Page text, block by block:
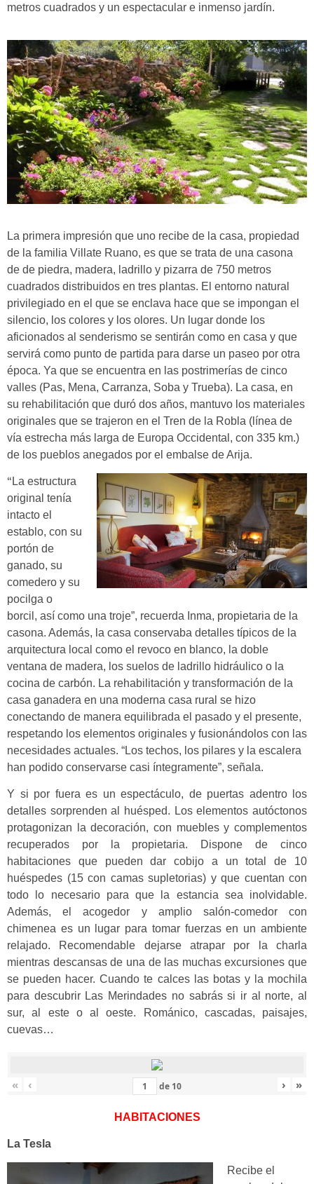
metros cuadrados y un espectacular e inmenso jardín.
La primera impresión que uno recibe de la casa, propiedad
de la familia Villate Ruano, es que se trata de una casona
de de piedra, madera, ladrillo y pizarra de 750 metros
cuadrados distribuidos en tres plantas. El entorno natural
privilegiado en el que se enclava hace que se impongan el
silencio, los colores y los olores. Un lugar donde los
aficionados al senderismo se sentirán como en casa y que
servirá como punto de partida para darse un paseo por otra
época. Ya que se encuentra en las postrimerías de cinco
valles (Pas, Mena, Carranza, Soba y Trueba). La casa, en
su rehabilitación que duró dos años, mantuvo los materiales
originales que se trajeron en el Tren de la Robla (línea de
vía estrecha más larga de Europa Occidental, con 335 km.)
de los pueblos anegados por el embalse de Arija.
“ La estructura
original tenía
intacto el
establo, con su
portón de
ganado, su
comedero y su
pocilga o
borcil, así como una troje”, recuerda Inma, propietaria de la
casona. Además, la casa conservaba detalles típicos de la
arquitectura local como el revoco en blanco, la doble
ventana de madera, los suelos de ladrillo hidráulico o la
cocina de carbón. La rehabilitación y transformación de la
casa ganadera en una moderna casa rural se hizo
conectando de manera equilibrada el pasado y el presente,
respetando los elementos originales y fusionándolos con las
necesidades actuales. “Los techos, los pilares y la escalera
han podido conservarse casi íntegramente”, señala.
Y si por fuera es un espectáculo, de puertas adentro los
detalles sorprenden al huésped. Los elementos autóctonos
protagonizan la decoración, con muebles y complementos
recuperados por la propietaria. Dispone de cinco
habitaciones que pueden dar cobijo a un total de 10
huéspedes (15 con camas supletorias) y que cuentan con
todo lo necesario para que la estancia sea inolvidable.
Además, el acogedor y amplio salón-comedor con
chimenea es un lugar para tomar fuerzas en un ambiente
relajado. Recomendable dejarse atrapar por la charla
mientras descansas de una de las muchas excursiones que
se pueden hacer. Cuando te calces las botas y la mochila
para descubrir Las Merindades no sabrás si ir al norte, al
sur, al este o al oeste. Románico, cascadas, paisajes,
cuevas…
« ‹ de 10 › »
HABITACIONES
La Tesla
Recibe el